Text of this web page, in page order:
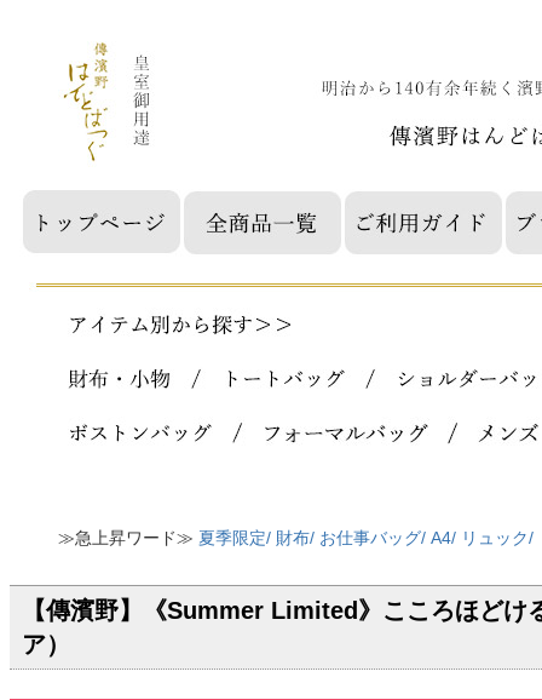
≫急上昇ワード≫ 夏季限定/ 財布/ お仕事バッグ/ A4/ リュック/
【傳濱野】《Summer Limited》こころほどけ
ア）